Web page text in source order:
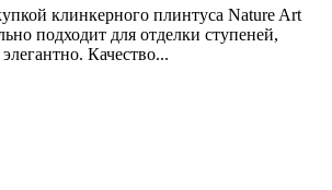
клинкерного плинтуса Nature Art
подходит для отделки ступеней,
Качество...